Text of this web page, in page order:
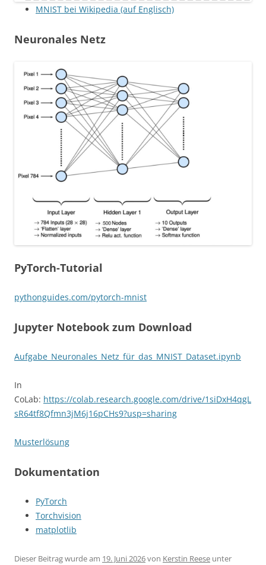
MNIST bei Wikipedia (auf Englisch)
Neuronales Netz
PyTorch-Tutorial
pythonguides.com/pytorch-mnist
Jupyter Notebook zum Download
Aufgabe_Neuronales_Netz_für_das_MNIST_Dataset.ipynb
In
CoLab: https://colab.research.google.com/drive/1siDxH4qgL
sR64tf8Qfmn3jM6j16pCHs9?usp=sharing
Musterlösung
Dokumentation
PyTorch
Torchvision
matplotlib
Dieser Beitrag wurde am 19. Juni 2026von Kerstin Reese unter